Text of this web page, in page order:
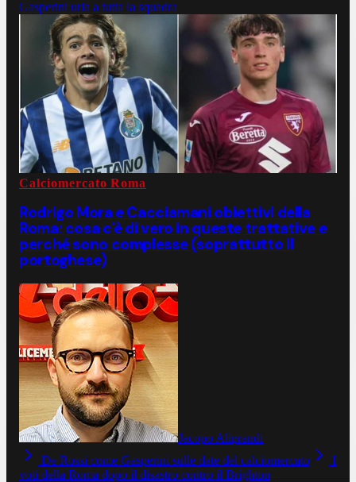
Gasperini urla a tutta la squadra
Calciomercato Roma
Rodrigo Mora e Cacciamani obiettivi della
Roma: cosa c'è di vero in queste trattative e
perché sono complesse (soprattutto il
portoghese)
Jacopo Aliprandi
De Rossi come Gasperini sulle date del calciomercato
I
voti della Roma dopo il disastro contro il Brighton